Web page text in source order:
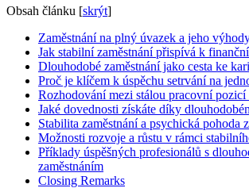
Obsah článku [skrýt]
Zaměstnání na plný úvazek a jeho
Jak stabilní zaměstnání přispívá k
Dlouhodobé zaměstnání jako cesta ke
Proč je klíčem k úspěchu setrvání na
Rozhodování mezi stálou pracovní pozicí
Jaké dovednosti získáte díky
Stabilita zaměstnání a psychická pohoda
Možnosti rozvoje a růstu v rámci
Příklady úspěšných profesionálů s
zaměstnáním
Closing Remarks